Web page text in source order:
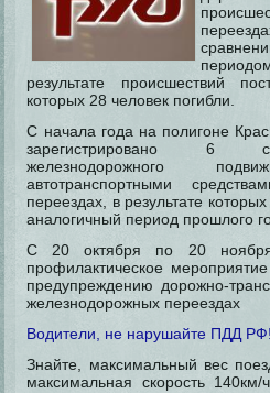
результате происшествий
которых 28 человек погибли.
С начала года на полигоне
зарегистрировано 6
железнодорожного
автотранспортными
переездах, в результате
аналогичный период прошлого
С 20 октября по 20 ноября
профилактическое
предупреждению дорожно-
железнодорожных переездах
Водители, не нарушайте ПДД РФ!
Знайте, максимальный вес
максимальная скорость